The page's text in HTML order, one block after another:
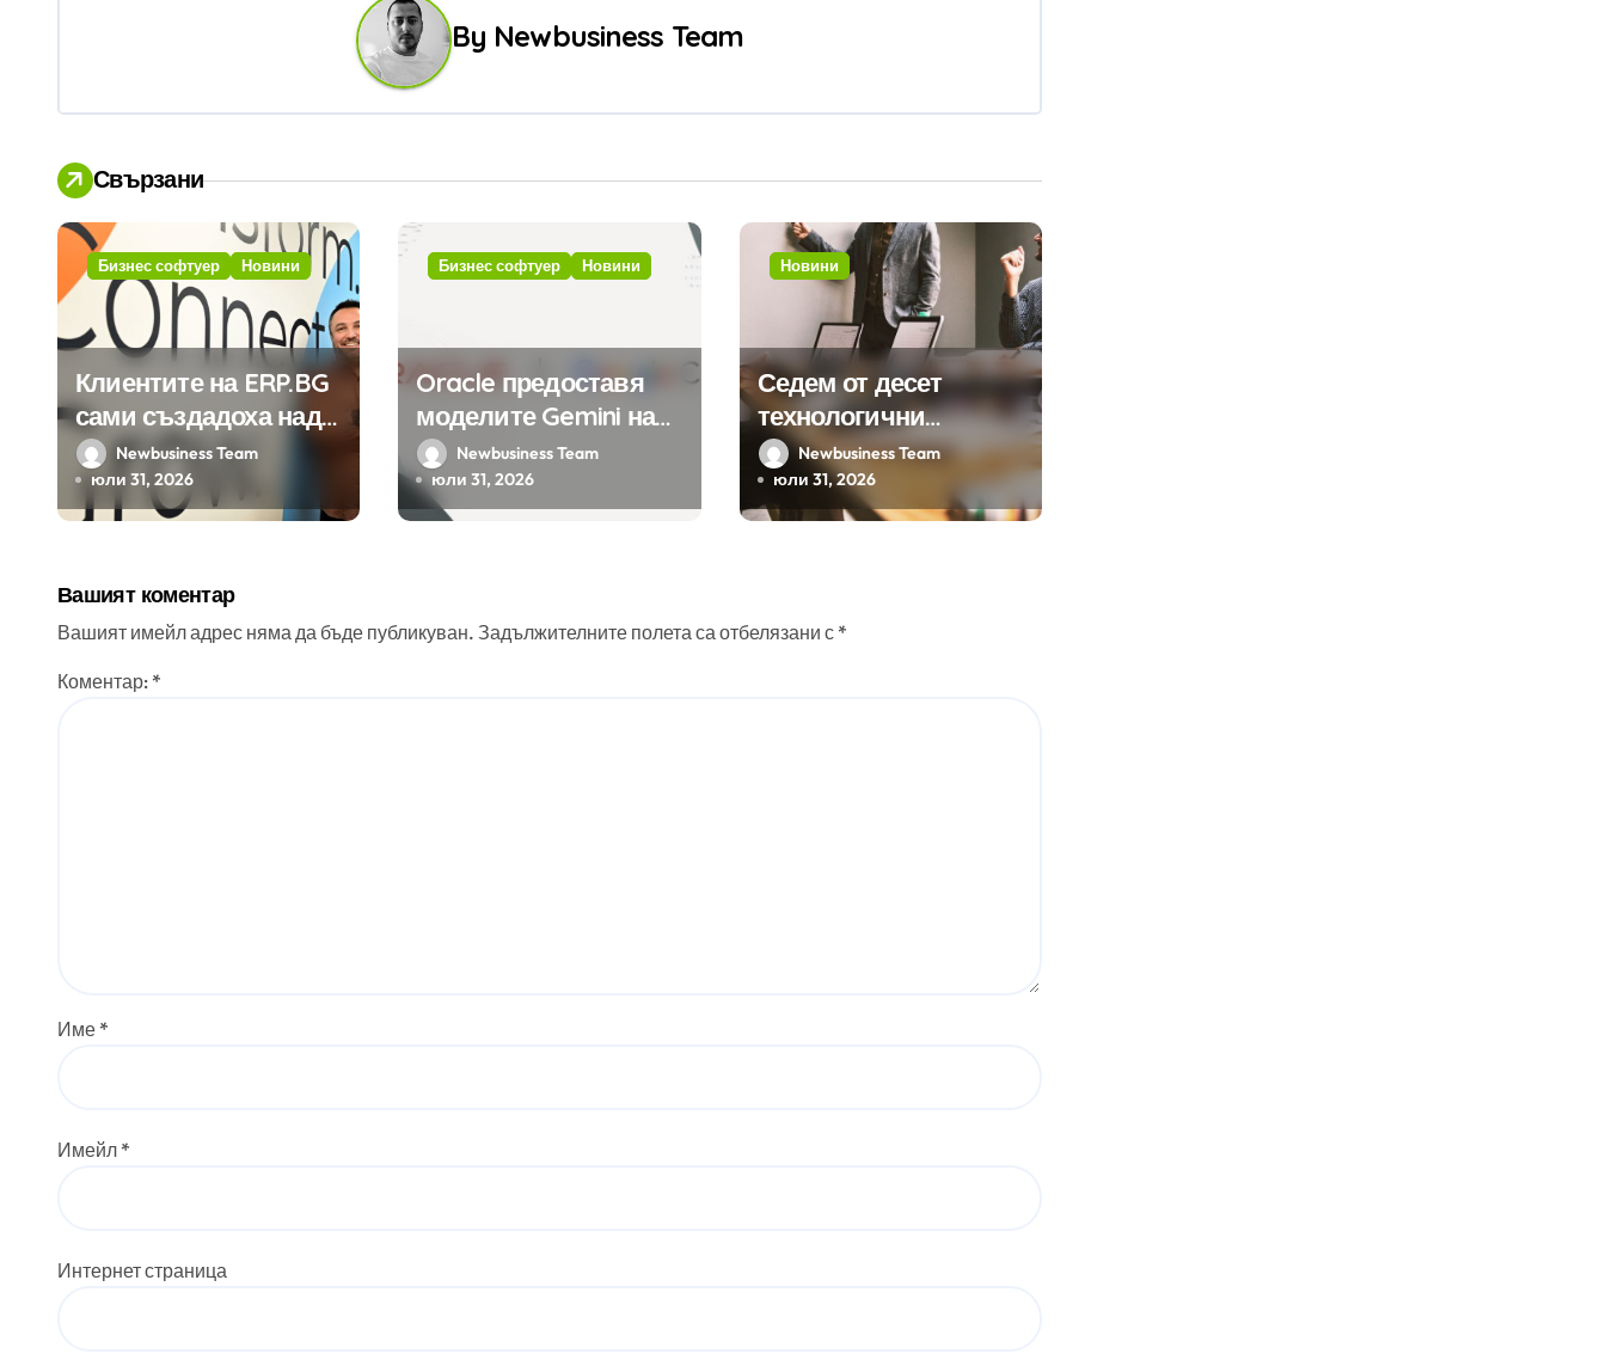
а
ц
и
я
By Newbusiness Team
Свързани
Бизнес софтуер Новини
Клиентите на ERP.BG
сами създадоха над
450 приложения за
ERP системата с
помощта на
изкуствен интелект
Newbusiness Team
юли 31, 2026
Бизнес софтуер Новини
Oracle предоставя
моделите Gemini на
Google на хиляди
клиенти на бизнес
приложения
Newbusiness Team
юли 31, 2026
Новини
Седем от десет
технологични
компании у нас
предлагат хибридна
работа
Newbusiness Team
юли 31, 2026
Вашият коментар
Вашият имейл адрес няма да бъде публикуван. Задължителните полета са отбелязани с *
Коментар: *
Име *
Имейл *
Интернет страница